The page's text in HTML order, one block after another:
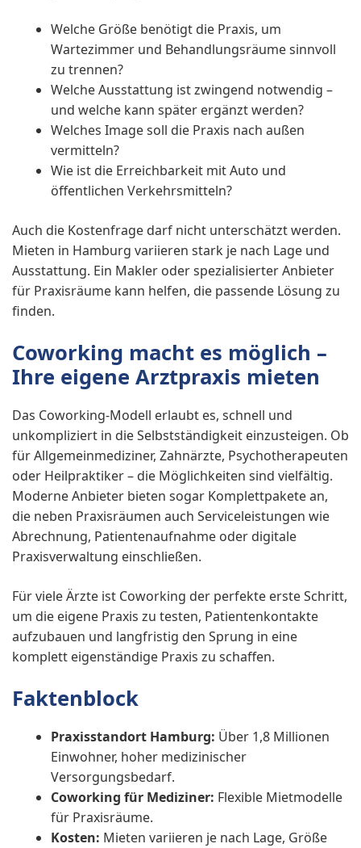
Welche Größe benötigt die Praxis, um
Wartezimmer und Behandlungsräume sinnvoll
zu trennen?
Welche Ausstattung ist zwingend notwendig –
und welche kann später ergänzt werden?
Welches Image soll die Praxis nach außen
vermitteln?
Wie ist die Erreichbarkeit mit Auto und
öffentlichen Verkehrsmitteln?
Auch die Kostenfrage darf nicht unterschätzt werden.
Mieten in Hamburg variieren stark je nach Lage und
Ausstattung. Ein Makler oder spezialisierter Anbieter
für Praxisräume kann helfen, die passende Lösung zu
finden.
Coworking macht es möglich –
Ihre eigene Arztpraxis mieten
Das Coworking-Modell erlaubt es, schnell und
unkompliziert in die Selbstständigkeit einzusteigen. Ob
für Allgemeinmediziner, Zahnärzte, Psychotherapeuten
oder Heilpraktiker – die Möglichkeiten sind vielfältig.
Moderne Anbieter bieten sogar Komplettpakete an,
die neben Praxisräumen auch Serviceleistungen wie
Abrechnung, Patientenaufnahme oder digitale
Praxisverwaltung einschließen.
Für viele Ärzte ist Coworking der perfekte erste Schritt,
um die eigene Praxis zu testen, Patientenkontakte
aufzubauen und langfristig den Sprung in eine
komplett eigenständige Praxis zu schaffen.
Faktenblock
Praxisstandort Hamburg: Über 1,8 Millionen
Einwohner, hoher medizinischer
Versorgungsbedarf.
Coworking für Mediziner: Flexible Mietmodelle
für Praxisräume.
Kosten: Mieten variieren je nach Lage, Größe